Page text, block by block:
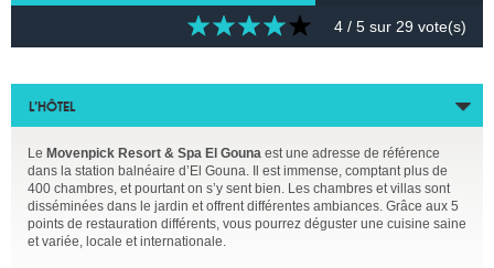
4 / 5 sur 29 vote(s)
L’HÔTEL
Le Movenpick Resort & Spa El Gouna est une adresse de référence
dans la station balnéaire d’El Gouna. Il est immense, comptant plus de
400 chambres, et pourtant on s’y sent bien. Les chambres et villas sont
disséminées dans le jardin et offrent différentes ambiances. Grâce aux 5
points de restauration différents, vous pourrez déguster une cuisine saine
et variée, locale et internationale.